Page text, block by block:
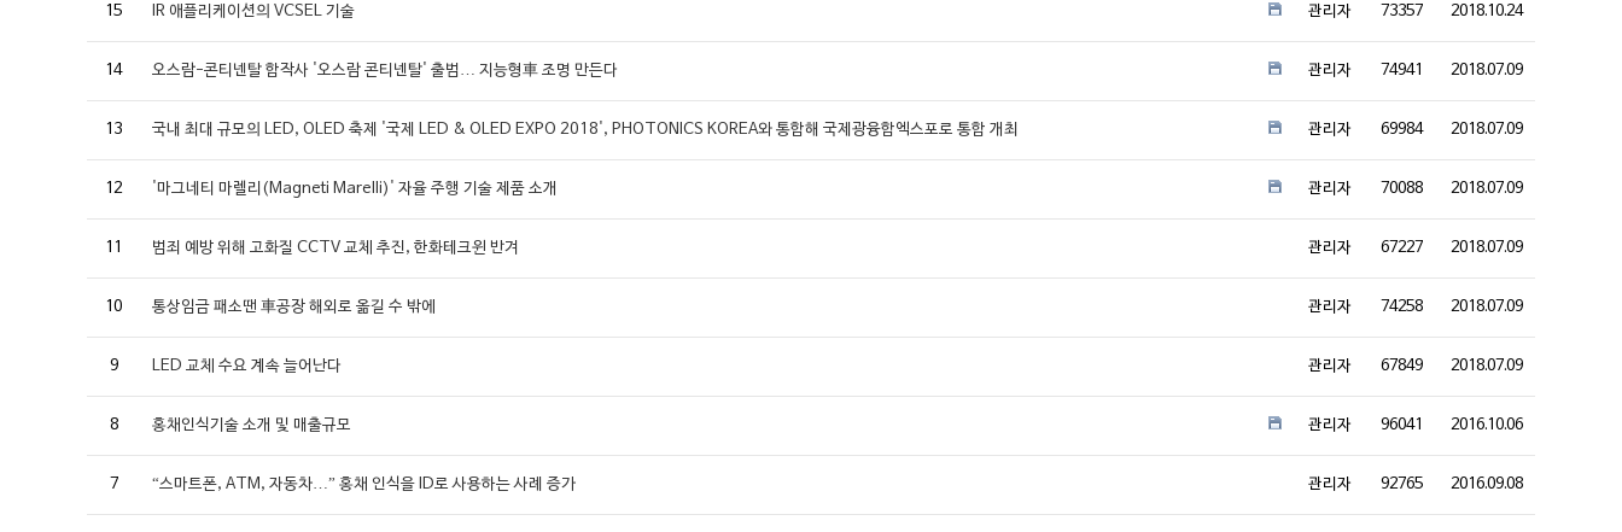
15 IR 애플리케이션의 VCSEL 기술 관리자 73357 2018.10.24
14 오스람-콘티넨탈 합작사 '오스람 콘티넨탈' 출범… 지능형車 조명 만든다 관리자 74941 2018.07.09
13 국내 최대 규모의 LED, OLED 축제 '국제 LED & OLED EXPO 2018', PHOTONICS KOREA와 통합해 국제광융합엑스포로 통합 개최 관리자 69984 2018.07.09
12 '마그네티 마렐리(Magneti Marelli)' 자율 주행 기술 제품 소개 관리자 70088 2018.07.09
11 범죄 예방 위해 고화질 CCTV 교체 추진, 한화테크윈 반겨 관리자 67227 2018.07.09
10 통상임금 패소땐 車공장 해외로 옮길 수 밖에 관리자 74258 2018.07.09
9 LED 교체 수요 계속 늘어난다 관리자 67849 2018.07.09
8 홍채인식기술 소개 및 매출규모 관리자 96041 2016.10.06
7 “스마트폰, ATM, 자동차…” 홍채 인식을 ID로 사용하는 사례 증가 관리자 92765 2016.09.08